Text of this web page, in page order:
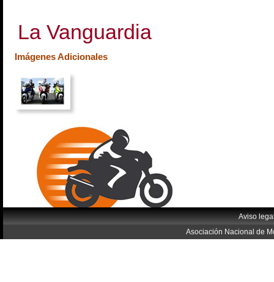
La Vanguardia
Imágenes Adicionales
Aviso
Asociación Nacional de